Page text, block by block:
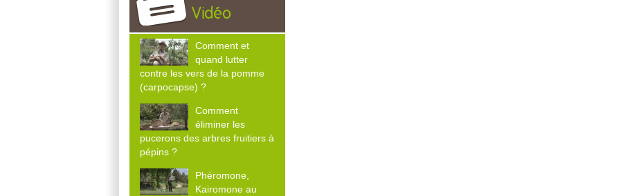
Vidéo
Comment et
quand lutter
contre les vers de la pomme
(carpocapse) ?
Comment
éliminer les
pucerons des arbres fruitiers à
pépins ?
Phéromone,
Kairomone au